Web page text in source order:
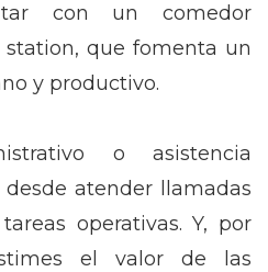
con un comedor
que fomenta un
y productivo.
o asistencia
atender llamadas
operativas. Y, por
el valor de las